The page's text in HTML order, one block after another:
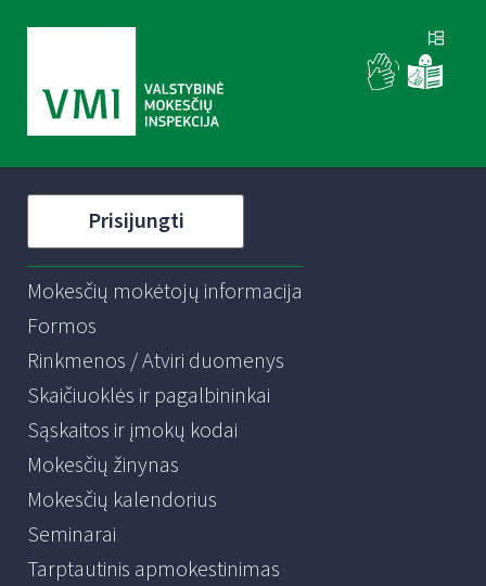
Prisijungti
Mokesčių mokėtojų informacija
Formos
Rinkmenos / Atviri duomenys
Skaičiuoklės ir pagalbininkai
Sąskaitos ir įmokų kodai
Mokesčių žinynas
Mokesčių kalendorius
Seminarai
Tarptautinis apmokestinimas